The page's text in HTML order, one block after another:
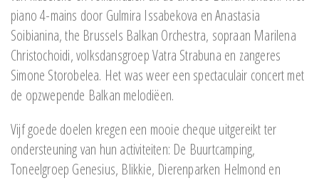
piano 4-mains door Gulmira Issabekova en Anastasia
Soibianina, the Brussels Balkan Orchestra, sopraan Marilena
Christochoidi, volksdansgroep Vatra Strabuna en zangeres
Simone Storobelea. Het was weer een spectaculair concert met
de opzwepende Balkan melodiëen.
Vijf goede doelen kregen een mooie cheque uitgereikt ter
ondersteuning van hun activiteiten: De Buurtcamping,
Toneelgroep Genesius, Blikkie, Dierenparken Helmond en